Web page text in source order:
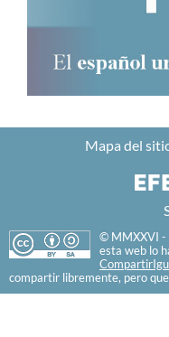
Mapa del
© MMXXVI -
esta web lo
compartir libremente, pero